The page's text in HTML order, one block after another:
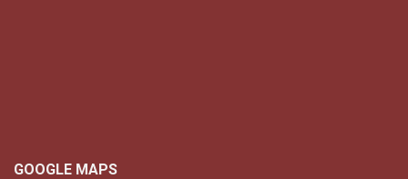
GOOGLE MAPS